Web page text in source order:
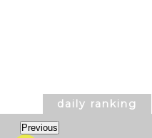
daily ranking
Previous